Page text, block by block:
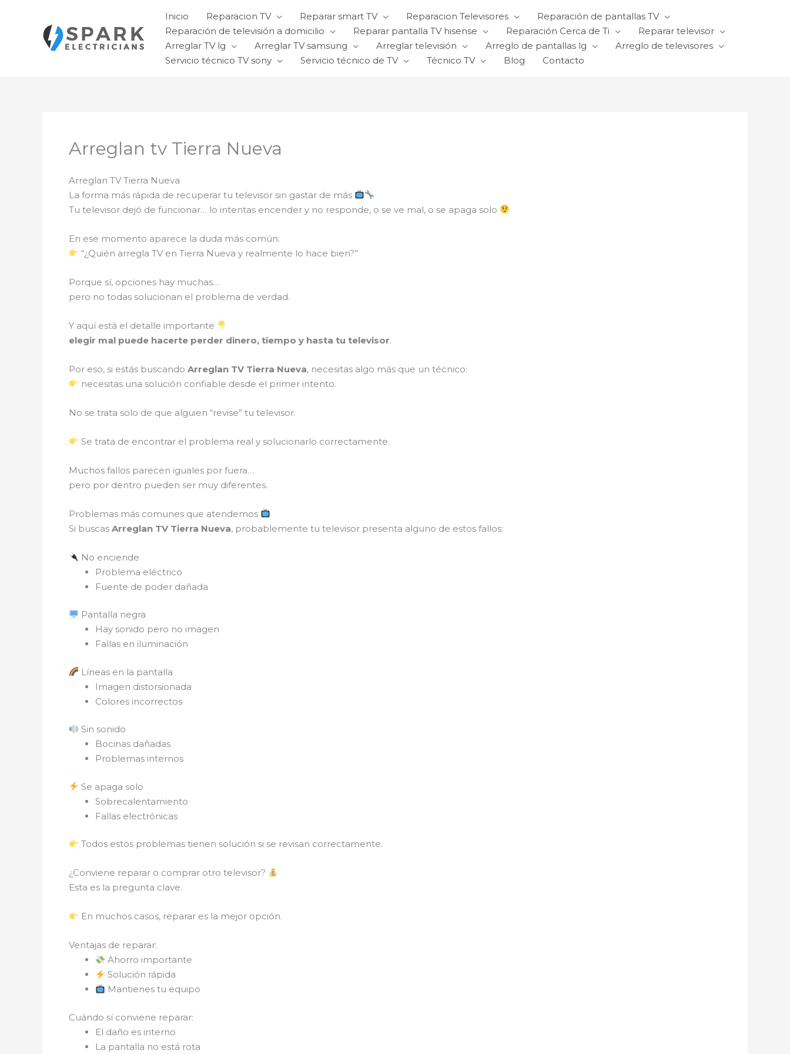
contenido
Inicio Reparacion TV Reparar smart TV Reparacion Televisores
Reparación de pantallas TV
Reparación de televisión a domicilio
Reparar pantalla TV hisense Reparación Cerca de Ti
Reparar televisor
Arreglar TV lg
Arreglar TV samsung Arreglar televisión Arreglo de pantallas lg
Arreglo de televisores
Servicio técnico TV sony
Servicio técnico de TV Técnico TV Blog Contacto
Arreglan tv Tierra Nueva
Arreglan TV Tierra Nueva
La forma más rápida de recuperar tu televisor sin gastar de más
Tu televisor dejó de funcionar… lo intentas encender y no responde, o se ve mal, o se apaga solo
En ese momento aparece la duda más común:
“¿Quién arregla TV en Tierra Nueva y realmente lo hace bien?”
Porque sí, opciones hay muchas…
pero no todas solucionan el problema de verdad.
Y aquí está el detalle importante
elegir mal puede hacerte perder dinero, tiempo y hasta tu televisor.
Por eso, si estás buscando Arreglan TV Tierra Nueva, necesitas algo más que un técnico:
necesitas una solución confiable desde el primer intento.
No se trata solo de que alguien “revise” tu televisor.
Se trata de encontrar el problema real y solucionarlo correctamente.
Muchos fallos parecen iguales por fuera…
pero por dentro pueden ser muy diferentes.
Problemas más comunes que atendemos
Si buscas Arreglan TV Tierra Nueva, probablemente tu televisor presenta alguno de estos fallos:
No enciende
Problema eléctrico
Fuente de poder dañada
Pantalla negra
Hay sonido pero no imagen
Fallas en iluminación
Líneas en la pantalla
Imagen distorsionada
Colores incorrectos
Sin sonido
Bocinas dañadas
Problemas internos
Se apaga solo
Sobrecalentamiento
Fallas electrónicas
Todos estos problemas tienen solución si se revisan correctamente.
¿Conviene reparar o comprar otro televisor?
Esta es la pregunta clave.
En muchos casos, reparar es la mejor opción.
Ventajas de reparar:
Ahorro importante
Solución rápida
Mantienes tu equipo
Cuándo sí conviene reparar:
El daño es interno
La pantalla no está rota